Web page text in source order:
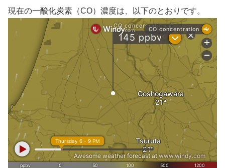
現在の一酸化炭素（CO）濃度は、以下のとおりです。